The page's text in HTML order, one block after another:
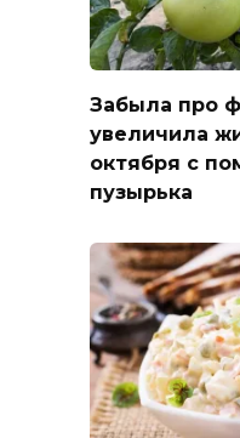
Забыла про
увеличила
октября с
пузырька